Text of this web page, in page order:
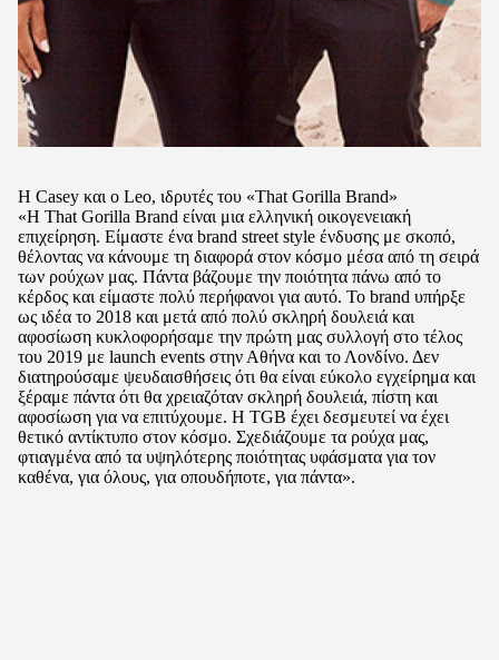
Η Casey και ο Leo, ιδρυτές του «That Gorilla Brand»
«Η That Gorilla Brand είναι μια ελληνική οικογενειακή
επιχείρηση. Είμαστε ένα brand street style ένδυσης με σκοπό,
θέλοντας να κάνουμε τη διαφορά στον κόσμο μέσα από τη σειρά
των ρούχων μας. Πάντα βάζουμε την ποιότητα πάνω από το
κέρδος και είμαστε πολύ περήφανοι για αυτό. Το brand υπήρξε
ως ιδέα το 2018 και μετά από πολύ σκληρή δουλειά και
αφοσίωση κυκλοφορήσαμε την πρώτη μας συλλογή στο τέλος
του 2019 με launch events στην Αθήνα και το Λονδίνο. Δεν
διατηρούσαμε ψευδαισθήσεις ότι θα είναι εύκολο εγχείρημα και
ξέραμε πάντα ότι θα χρειαζόταν σκληρή δουλειά, πίστη και
αφοσίωση για να επιτύχουμε. Η TGB έχει δεσμευτεί να έχει
θετικό αντίκτυπο στον κόσμο. Σχεδιάζουμε τα ρούχα μας,
φτιαγμένα από τα υψηλότερης ποιότητας υφάσματα για τον
καθένα, για όλους, για οπουδήποτε, για πάντα».